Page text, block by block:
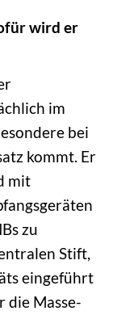
wird er
im
bei
kommt. Er
mit
zu
Stift,
eingeführt
die Masse-